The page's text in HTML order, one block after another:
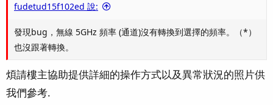
fudetud15f102ed 說:
發現bug，無線 5GHz 頻率 (通道)沒有轉換到選擇的頻率。（*）
也沒跟著轉換。
煩請樓主協助提供詳細的操作方式以及異常狀況的照片供
我們參考.